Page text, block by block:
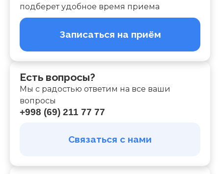
подберет удобное время приема
Записаться на приём
Есть вопросы?
Мы с радостью ответим на все ваши
вопросы
+998 (69) 211 77 77
Связаться с нами